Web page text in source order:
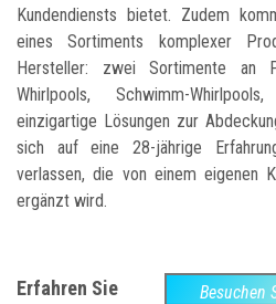
Kundendiensts bietet. Zudem
eines Sortiments komplexer
Hersteller: zwei Sortimente an
Whirlpools, Schwimm-
einzigartige Lösungen zur
sich auf eine 28-jährige
verlassen, die von einem eigenen
ergänzt wird.
Erfahren Sie
Besuchen